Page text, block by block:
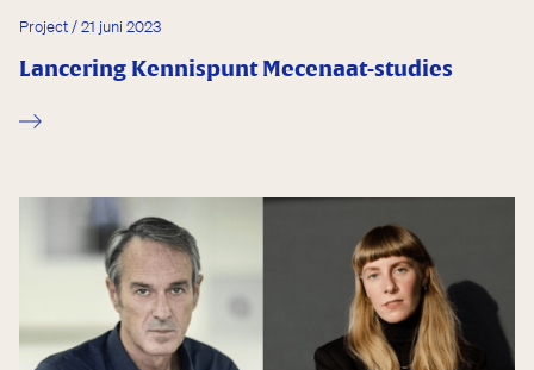
Project / 21 juni 2023
Lancering Kennispunt Mecenaat-studies